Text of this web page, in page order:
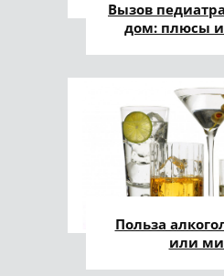
Вызов
дом: плюсы
Польза
или